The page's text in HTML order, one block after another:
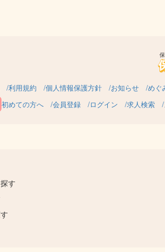
利用規約 個人情報保護方針 お知らせ めぐ
初めての方へ
会員登録 ログイン 求人検索
す